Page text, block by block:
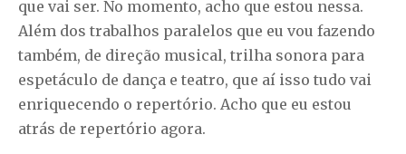
que vai ser. No momento, acho que estou nessa.
Além dos trabalhos paralelos que eu vou fazendo
também, de direção musical, trilha sonora para
espetáculo de dança e teatro, que aí isso tudo vai
enriquecendo o repertório. Acho que eu estou
atrás de repertório agora.